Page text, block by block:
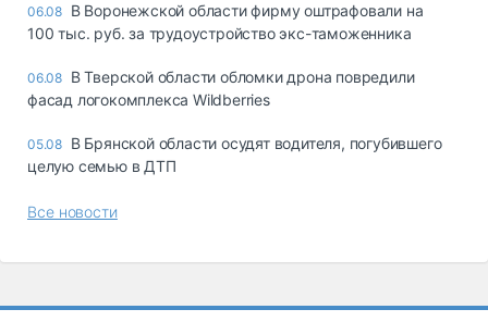
06.08 В Воронежской области фирму оштрафовали на
100 тыс. руб. за трудоустройство экс-таможенника
06.08 В Тверской области обломки дрона повредили
фасад логокомплекса Wildberries
05.08 В Брянской области осудят водителя, погубившего
целую семью в ДТП
Все новости